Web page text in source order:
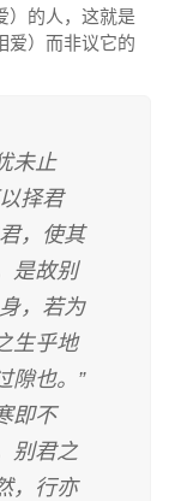
）的人，这就是
爱）而非议它的
未止
择君
，使其
是故别
，若为
生乎地
隙也。”
即不
别君之
，行亦